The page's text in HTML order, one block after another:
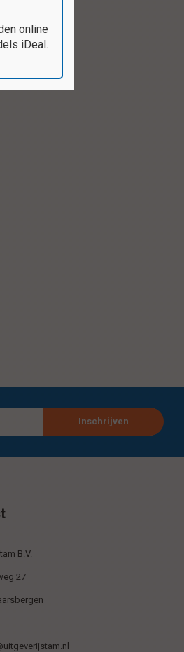
Inschrijven
B.V.
27
online
iDeal.